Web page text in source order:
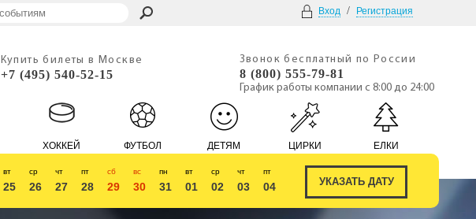
Вход / Регистрация
Купить билеты в Москве
+7 (495) 540-52-15
Звонок бесплатный по России
8 (800) 555-79-81
График работы компании с 8:00 до 24:00
ХОККЕЙ ФУТБОЛ ДЕТЯМ ЦИРКИ ЕЛКИ
вт
25
ср
26
чт
27
пт
28
сб
29
вс
30
пн
31
вт
01
ср
02
чт
03
пт
04